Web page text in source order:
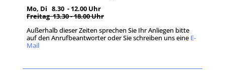
Mo, Di 8.30 - 12.00 Uhr
Freitag 13.30 - 18.00 Uhr
Außerhalb dieser Zeiten sprechen Sie Ihr Anliegen bitte
auf den Anrufbeantworter oder Sie schreiben uns eine E-
Mail.